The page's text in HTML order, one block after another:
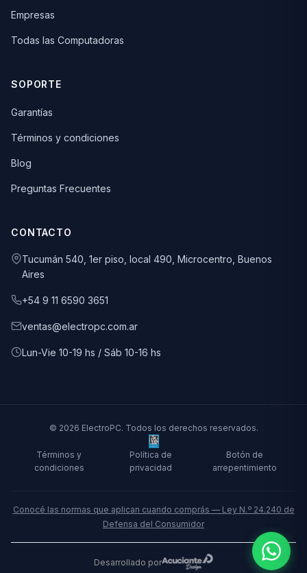
Empresas
Todas las Computadoras
SOPORTE
Garantías
Términos y condiciones
Blog
Preguntas Frecuentes
CONTACTO
Tucumán 540, 1er piso, local 490, Microcentro, Buenos
Aires
+54 9 11 6590 3651
ventas@electropc.com.ar
Lun-Vie 10-19 hs / Sáb 10-16 hs
© 2026 ElectroPC. Todos los derechos reservados.
Términos y
condiciones
Política de
privacidad
Botón de
arrepentimiento
Conocé las normas que aplican cuando comprás — Ley N.º 24.240 de
Defensa del Consumidor
Desarrollado por